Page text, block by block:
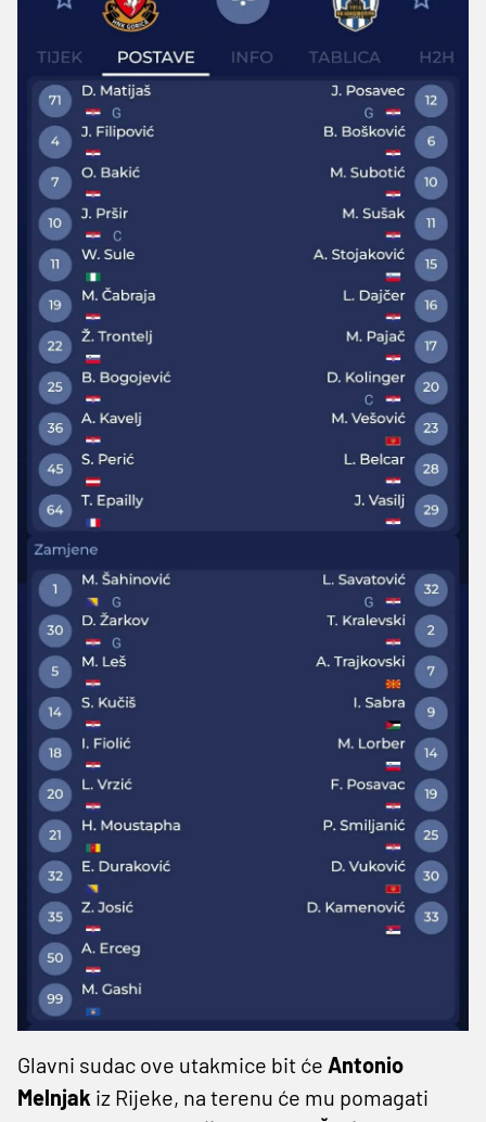
Glavni sudac ove utakmice bit će Antonio
Melnjak iz Rijeke, na terenu će mu pomagati